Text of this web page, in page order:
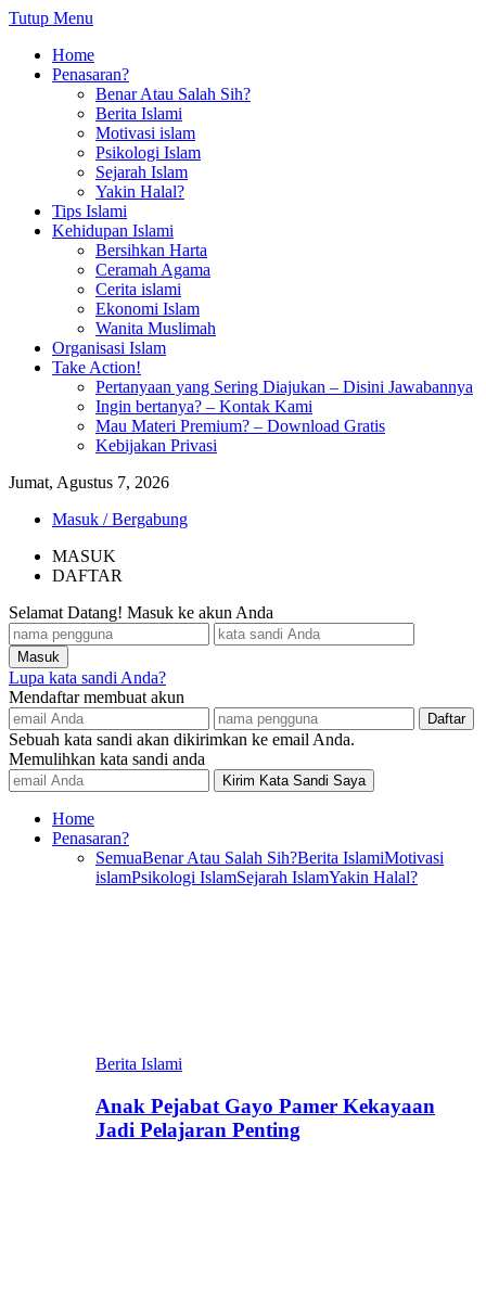
Tutup Menu
Home
Penasaran?
Benar Atau Salah Sih?
Berita Islami
Motivasi islam
Psikologi Islam
Sejarah Islam
Yakin Halal?
Tips Islami
Kehidupan Islami
Bersihkan Harta
Ceramah Agama
Cerita islami
Ekonomi Islam
Wanita Muslimah
Organisasi Islam
Take Action!
Pertanyaan yang Sering Diajukan – Disini Jawabannya
Ingin bertanya? – Kontak Kami
Mau Materi Premium? – Download Gratis
Kebijakan Privasi
Jumat, Agustus 7, 2026
Masuk / Bergabung
MASUK
DAFTAR
Selamat Datang! Masuk ke akun Anda
Lupa kata sandi Anda?
Mendaftar membuat akun
Sebuah kata sandi akan dikirimkan ke email Anda.
Memulihkan kata sandi anda
Home
Penasaran?
SemuaBenar Atau Salah Sih?Berita IslamiMotivasi
islamPsikologi IslamSejarah IslamYakin Halal?
Berita Islami
Anak Pejabat Gayo Pamer Kekayaan
Jadi Pelajaran Penting